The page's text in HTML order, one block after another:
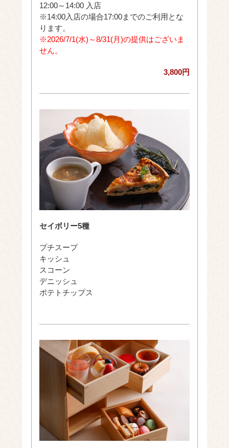
12:00～14:00 入店
※14:00入店の場合17:00までのご利用とな
ります。
※2026/7/1(水)～8/31(月)の提供はございま
せん。
3,800円
セイボリー5種
プチスープ
キッシュ
スコーン
デニッシュ
ポテトチップス